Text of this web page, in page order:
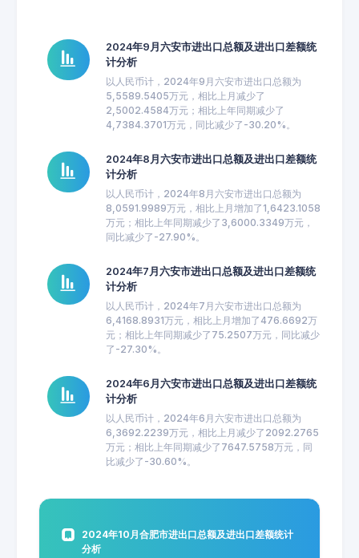
2024年9月六安市进出口总额及进出口差额统
计分析
以人民币计，2024年9月六安市进出口总额为
5,5589.5405万元，相比上月减少了
2,5002.4584万元；相比上年同期减少了
4,7384.3701万元，同比减少了-30.20%。
2024年8月六安市进出口总额及进出口差额统
计分析
以人民币计，2024年8月六安市进出口总额为
8,0591.9989万元，相比上月增加了1,6423.1058
万元；相比上年同期减少了3,6000.3349万元，
同比减少了-27.90%。
2024年7月六安市进出口总额及进出口差额统
计分析
以人民币计，2024年7月六安市进出口总额为
6,4168.8931万元，相比上月增加了476.6692万
元；相比上年同期减少了75.2507万元，同比减少
了-27.30%。
2024年6月六安市进出口总额及进出口差额统
计分析
以人民币计，2024年6月六安市进出口总额为
6,3692.2239万元，相比上月减少了2092.2765
万元；相比上年同期减少了7647.5758万元，同
比减少了-30.60%。
2024年10月合肥市进出口总额及进出口差额统计
分析